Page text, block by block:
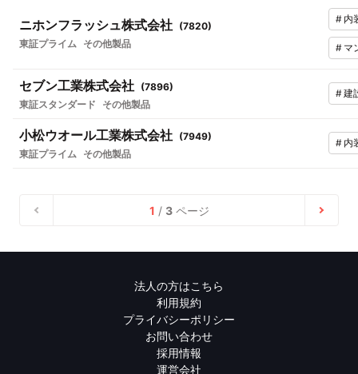
ニホンフラッシュ株式会社 (7820)
東証プライム その他製品
# 内
# マ
セブン工業株式会社 (7896)
東証スタンダード
その他製品
#建
小松ウオール工業株式会社 (7949)
東証プライム その他製品
# 内
1 / 3ページ
法人の方はこちら
利用規約
プライバシーポリシー
お問い合わせ
採用情報
運営会社